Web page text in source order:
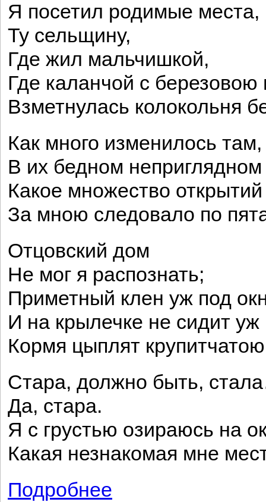
Я посетил родимые места,
Ту сельщину,
Где жил мальчишкой,
Где каланчой с
Взметнулась колокольня
Как много изменилось там,
В их бедном
Какое множество открытий
За мною следовало по
Отцовский дом
Не мог я распознать;
Приметный клен уж под
И на крылечке не сидит уж
Кормя цыплят
Стара, должно быть,
Да, стара.
Я с грустью озираюсь на
Какая незнакомая мне
Подробнее